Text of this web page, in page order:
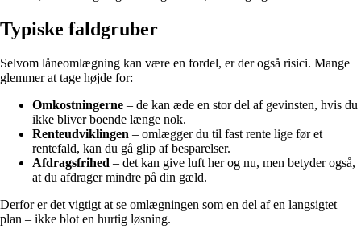
Typiske faldgruber
Selvom låneomlægning kan være en fordel, er der også risici. Mange
glemmer at tage højde for:
Omkostningerne – de kan æde en stor del af gevinsten, hvis du
ikke bliver boende længe nok.
Renteudviklingen – omlægger du til fast rente lige før et
rentefald, kan du gå glip af besparelser.
Afdragsfrihed – det kan give luft her og nu, men betyder også,
at du afdrager mindre på din gæld.
Derfor er det vigtigt at se omlægningen som en del af en langsigtet
plan – ikke blot en hurtig løsning.